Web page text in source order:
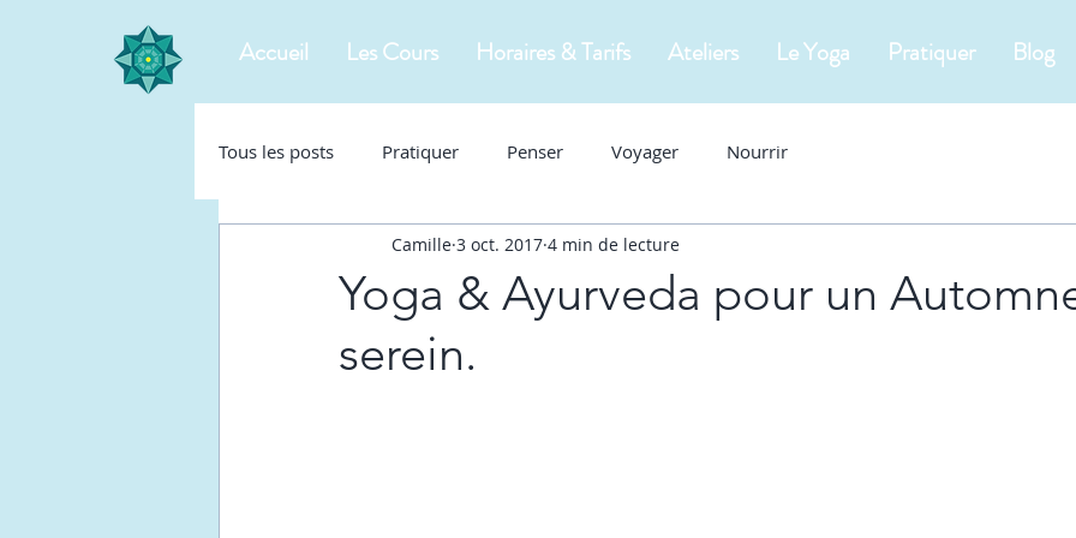
Accueil Les Cours Horaires & Tarifs Ateliers Le Yoga Pratiquer Blog
Tous les posts Pratiquer Penser Voyager Nourrir
Yoga & Ayurveda pour un
serein.
Camille 3 oct. 2017 4 min de lecture